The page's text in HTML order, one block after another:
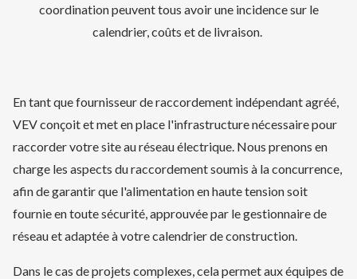
coordination peuvent tous avoir une incidence sur le
calendrier, coûts et de livraison.
En tant que fournisseur de raccordement indépendant agréé,
VEV conçoit et met en place l'infrastructure nécessaire pour
raccorder votre site au réseau électrique. Nous prenons en
charge les aspects du raccordement soumis à la concurrence,
afin de garantir que l'alimentation en haute tension soit
fournie en toute sécurité, approuvée par le gestionnaire de
réseau et adaptée à votre calendrier de construction.
Dans le cas de projets complexes, cela permet aux équipes de